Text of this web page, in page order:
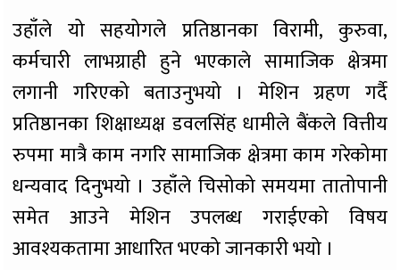
उहाँले यो सहयोगले प्रतिष्ठानका विरामी, कुरुवा,
कर्मचारी लाभग्राही हुने भएकाले सामाजिक क्षेत्रमा
लगानी गरिएको बताउनुभयो । मेशिन ग्रहण गर्दै
प्रतिष्ठानका शिक्षाध्यक्ष डवलसिंह धामीले बैंकले वित्तीय
रुपमा मात्रै काम नगरि सामाजिक क्षेत्रमा काम गरेकोमा
धन्यवाद दिनुभयो । उहाँले चिसोको समयमा तातोपानी
समेत आउने मेशिन उपलब्ध गराईएको विषय
आवश्यकतामा आधारित भएको जानकारी भयो ।